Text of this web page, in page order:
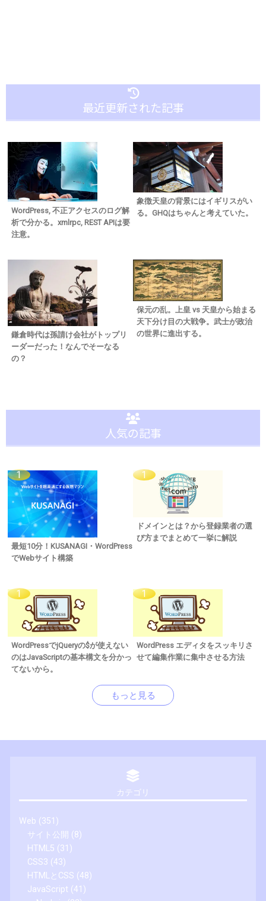
最近更新された記事
WordPress, 不正アクセスのログ解
析で分かる。xmlrpc, REST APIは要
注意。
象徴天皇の背景にはイギリスがい
る。GHQはちゃんと考えていた。
鎌倉時代は孫請け会社がトップリ
ーダーだった！なんでそーなる
の？
保元の乱。上皇 vs 天皇から始まる
天下分け目の大戦争。武士が政治
の世界に進出する。
人気の記事
最短10分！KUSANAGI・WordPress
でWebサイト構築
ドメインとは？から登録業者の選
び方までまとめて一挙に解説
WordPressでjQueryの$が使えない
のはJavaScriptの基本構文を分かっ
てないから。
WordPress エディタをスッキリさ
せて編集作業に集中させる方法
もっと見る
カテゴリ
Web (351)
サイト公開 (8)
HTML5 (31)
CSS3 (43)
HTMLとCSS (48)
JavaScript (41)